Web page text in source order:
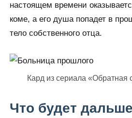
настоящем времени
коме, а его душа попадет в
тело собственного отца.
Кард из сериала «Обратная
Что будет